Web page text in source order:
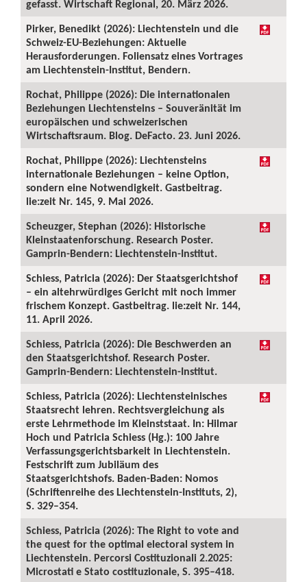
gefasst. Wirtschaft Regional, 20. März 2026.
Pirker, Benedikt (2026): Liechtenstein und die
Schweiz-EU-Beziehungen: Aktuelle
Herausforderungen. Foliensatz eines Vortrages
am Liechtenstein-Institut, Bendern.
Rochat, Philippe (2026): Die internationalen
Beziehungen Liechtensteins – Souveränität im
europäischen und schweizerischen
Wirtschaftsraum. Blog. DeFacto. 23. Juni 2026.
Rochat, Philippe (2026): Liechtensteins
internationale Beziehungen – keine Option,
sondern eine Notwendigkeit. Gastbeitrag.
lie:zeit Nr. 145, 9. Mai 2026.
Scheuzger, Stephan (2026): Historische
Kleinstaatenforschung. Research Poster.
Gamprin-Bendern: Liechtenstein-Institut.
Schiess, Patricia (2026): Der Staatsgerichtshof
– ein altehrwürdiges Gericht mit noch immer
frischem Konzept. Gastbeitrag. lie:zeit Nr. 144,
11. April 2026.
Schiess, Patricia (2026): Die Beschwerden an
den Staatsgerichtshof. Research Poster.
Gamprin-Bendern: Liechtenstein-Institut.
Schiess, Patricia (2026): Liechtensteinisches
Staatsrecht lehren. Rechtsvergleichung als
erste Lehrmethode im Kleinststaat. In: Hilmar
Hoch und Patricia Schiess (Hg.): 100 Jahre
Verfassungsgerichtsbarkeit in Liechtenstein.
Festschrift zum Jubiläum des
Staatsgerichtshofs. Baden-Baden: Nomos
(Schriftenreihe des Liechtenstein-Instituts, 2),
S. 329–354.
Schiess, Patricia (2026): The Right to vote and
the quest for the optimal electoral system in
Liechtenstein. Percorsi Costituzionali 2.2025:
Microstati e Stato costituzionale, S. 395–418.